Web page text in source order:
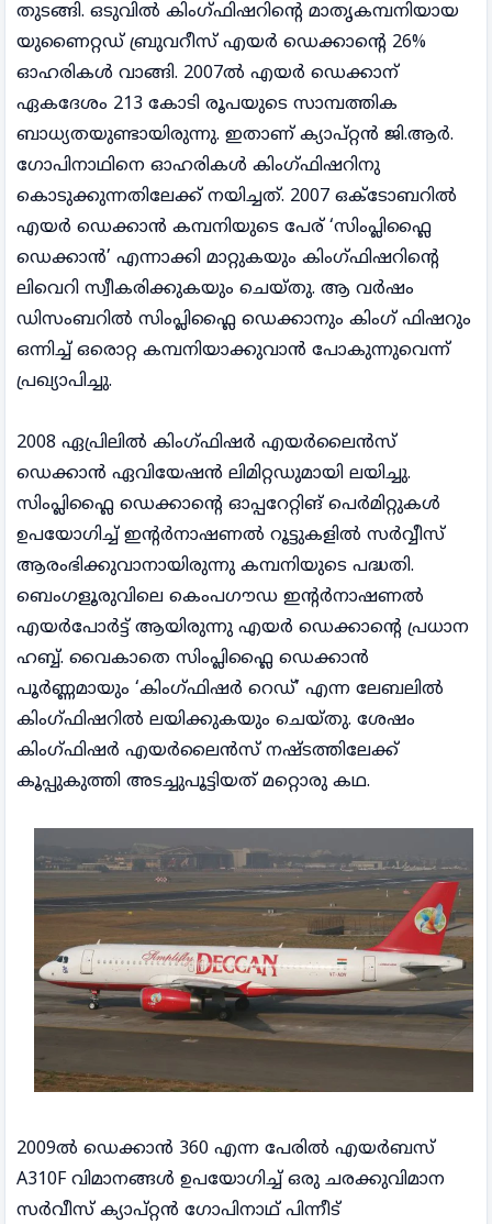
തുടങ്ങി. ഒടുവിൽ കിംഗ്ഫിഷറിന്റെ മാതൃകമ്പനിയായ
യുണൈറ്റഡ് ബ്രുവറീസ് എയർ ഡെക്കാന്റെ 26%
ഓഹരികൾ വാങ്ങി. 2007ൽ എയർ ഡെക്കാന്
ഏകദേശം 213 കോടി രൂപയുടെ സാമ്പത്തിക
ബാധ്യതയുണ്ടായിരുന്നു. ഇതാണ് ക്യാപ്റ്റൻ ജി.ആർ.
ഗോപിനാഥിനെ ഓഹരികൾ കിംഗ്ഫിഷറിനു
കൊടുക്കുന്നതിലേക്ക് നയിച്ചത്. 2007 ഒക്ടോബറിൽ
എയർ ഡെക്കാൻ കമ്പനിയുടെ പേര് ‘സിംപ്ലിഫ്ലൈ
ഡെക്കാൻ’ എന്നാക്കി മാറ്റുകയും കിംഗ്ഫിഷറിന്റെ
ലിവെറി സ്വീകരിക്കുകയും ചെയ്തു. ആ വർഷം
ഡിസംബറിൽ സിംപ്ലിഫ്ലൈ ഡെക്കാനും കിംഗ് ഫിഷറും
ഒന്നിച്ച് ഒരൊറ്റ കമ്പനിയാക്കുവാൻ പോകുന്നുവെന്ന്
പ്രഖ്യാപിച്ചു.
2008 ഏപ്രിലിൽ കിംഗ്ഫിഷർ എയർലൈൻസ്
ഡെക്കാൻ ഏവിയേഷൻ ലിമിറ്റഡുമായി ലയിച്ചു.
സിംപ്ലിഫ്ലൈ ഡെക്കാന്റെ ഓപ്പറേറ്റിങ് പെർമിറ്റുകൾ
ഉപയോഗിച്ച് ഇന്റർനാഷണൽ റൂട്ടുകളിൽ സർവ്വീസ്
ആരംഭിക്കുവാനായിരുന്നു കമ്പനിയുടെ പദ്ധതി.
ബെംഗളൂരുവിലെ കെംപഗൗഡ ഇന്റർനാഷണൽ
എയർപോർട്ട് ആയിരുന്നു എയർ ഡെക്കാന്റെ പ്രധാന
ഹബ്ബ്. വൈകാതെ സിംപ്ലിഫ്ലൈ ഡെക്കാൻ
പൂർണ്ണമായും ‘കിംഗ്ഫിഷർ റെഡ്’ എന്ന ലേബലിൽ
കിംഗ്ഫിഷറിൽ ലയിക്കുകയും ചെയ്തു. ശേഷം
കിംഗ്ഫിഷർ എയർലൈൻസ് നഷ്ടത്തിലേക്ക്
കൂപ്പുകുത്തി അടച്ചുപൂട്ടിയത് മറ്റൊരു കഥ.
2009ൽ ഡെക്കാൻ 360 എന്ന പേരിൽ എയർബസ്
A310F വിമാനങ്ങൾ ഉപയോഗിച്ച് ഒരു ചരക്കുവിമാന
സർവീസ് ക്യാപ്റ്റൻ ഗോപിനാഥ് പിന്നീട്